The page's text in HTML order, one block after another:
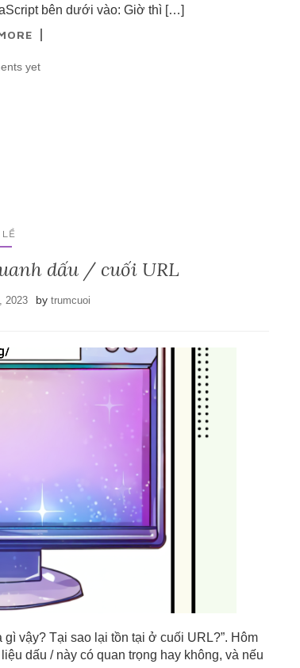
bên dưới vào: Giờ thì […]
yet
dấu / cuối URL
2023 bytrumcuoi
vậy? Tại sao lại tồn tại ở cuối URL?”. Hôm
dấu / này có quan trọng hay không, và nếu